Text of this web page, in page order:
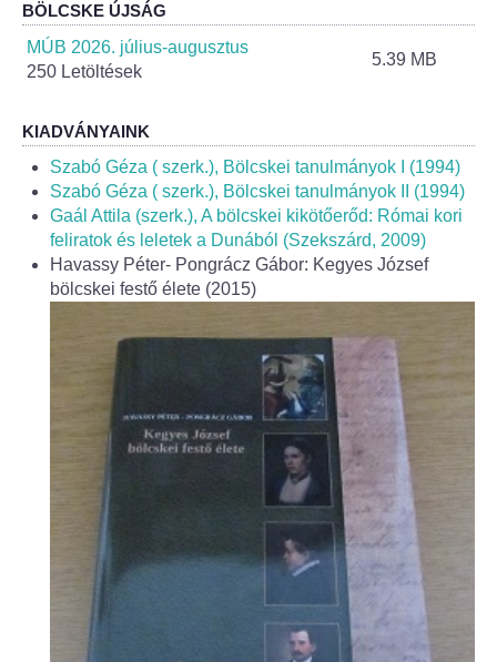
Helyi Építési Szabályzat
INTÉZMÉNYEK
Bölcskei Mesevár Óvoda és Bölcsőde
Óvodakert
Egészségügy
Háziorvos
Gyermekorvos
Fogorvos
Központi orvosi ügyelet
Alapszolgáltatási Központ
Kultúra
BÖLCSKE ÚJSÁG
MÚB 2026. július-augusztus
250 Letöltések
5.39 MB
KIADVÁNYAINK
Szabó Géza ( szerk.), Bölcskei tanulmányok I (1994)
Szabó Géza ( szerk.), Bölcskei tanulmányok II (1994)
Gaál Attila (szerk.), A bölcskei kikötőerőd: Római kori
feliratok és leletek a Dunából (Szekszárd, 2009)
Havassy Péter- Pongrácz Gábor: Kegyes József
bölcskei festő élete (2015)